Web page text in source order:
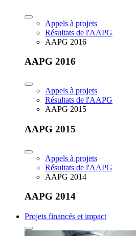
Appels à projets
Résultats de l'AAPG
AAPG 2016
AAPG 2016
Appels à projets
Résultats de l'AAPG
AAPG 2015
AAPG 2015
Appels à projets
Résultats de l'AAPG
AAPG 2014
AAPG 2014
Projets financés et impact